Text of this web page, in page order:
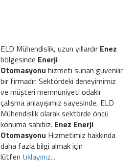
ELD Mühendislik, uzun yıllardır Enez
bölgesinde Enerji
Otomasyonu hizmeti sunan güvenilir
bir firmadır. Sektördeki deneyimimiz
ve müşteri memnuniyeti odaklı
çalışma anlayışımız sayesinde, ELD
Mühendislik olarak sektörde öncü
konuma sahibiz. Enez Enerji
Otomasyonu Hizmetimiz hakkında
daha fazla bilgi almak için
lütfen tıklayınız...